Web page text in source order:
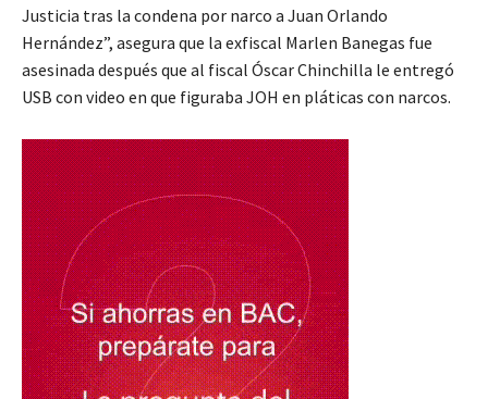
Justicia tras la condena por narco a Juan Orlando
Hernández”, asegura que la exfiscal Marlen Banegas fue
asesinada después que al fiscal Óscar Chinchilla le entregó
USB con video en que figuraba JOH en pláticas con narcos.